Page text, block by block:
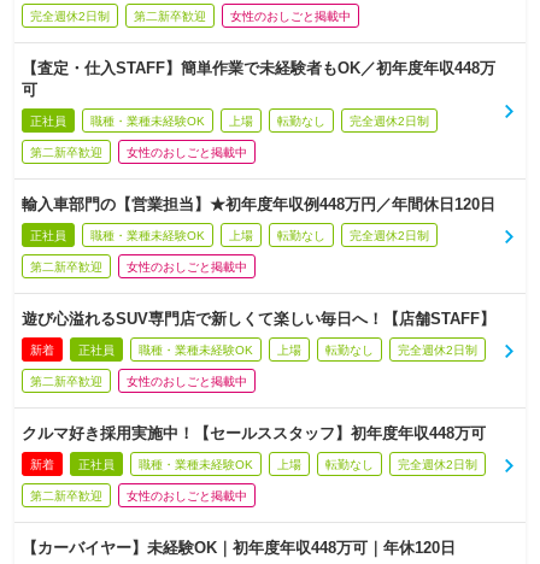
完全週休2日制 第二新卒歓迎 女性のおしごと掲載中
【査定・仕入STAFF】簡単作業で未経験者もOK／初年度年収448万
可
正社員 職種・業種未経験OK 上場 転勤なし 完全週休2日制
第二新卒歓迎 女性のおしごと掲載中
輸入車部門の【営業担当】★初年度年収例448万円／年間休日120日
正社員 職種・業種未経験OK 上場 転勤なし 完全週休2日制
第二新卒歓迎 女性のおしごと掲載中
遊び心溢れるSUV専門店で新しくて楽しい毎日へ！【店舗STAFF】
新着 正社員 職種・業種未経験OK 上場 転勤なし 完全週休2日制
第二新卒歓迎 女性のおしごと掲載中
クルマ好き採用実施中！【セールススタッフ】初年度年収448万可
新着 正社員 職種・業種未経験OK 上場 転勤なし 完全週休2日制
第二新卒歓迎 女性のおしごと掲載中
【カーバイヤー】未経験OK｜初年度年収448万可｜年休120日